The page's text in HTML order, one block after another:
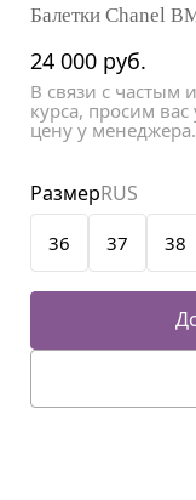
Балетки Chanel
24 000 руб.
В связи с частым
курса, просим
цену у менеджера.
36 37 38
РазмерRUS